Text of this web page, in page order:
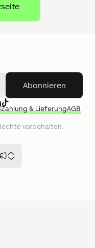
Abonnieren
vorbehalten.
Zahlung & LieferungAGB